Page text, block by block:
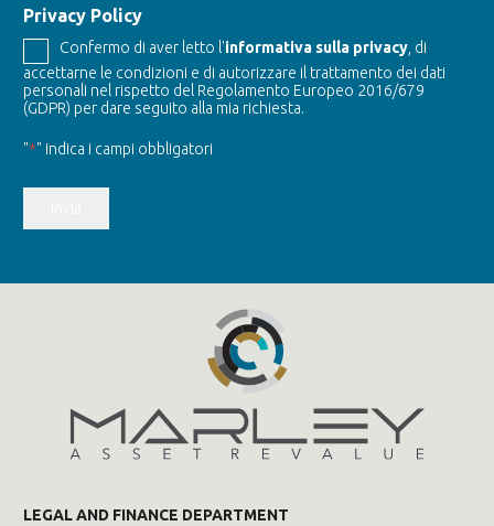
Privacy Policy
Confermo di aver letto l'informativa sulla privacy , di
accettarne le condizioni e di autorizzare il trattamento dei dati
personali nel rispetto del Regolamento Europeo 2016/679
(GDPR) per dare seguito alla mia richiesta.
"*" indica i campi obbligatori
LEGAL AND FINANCE DEPARTMENT